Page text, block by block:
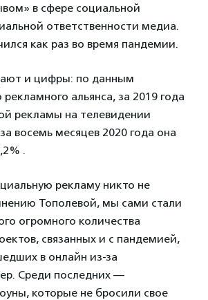
в сфере социальной
ответственности медиа.
как раз во время пандемии.
и цифры: по данным
альянса, за 2019 года
рекламы на телевидении
восемь месяцев 2020 года она
.
рекламу никто не
Тополевой, мы сами стали
огромного количества
связанных и с пандемией,
в онлайн из-за
Среди последних —
которые не бросили свое